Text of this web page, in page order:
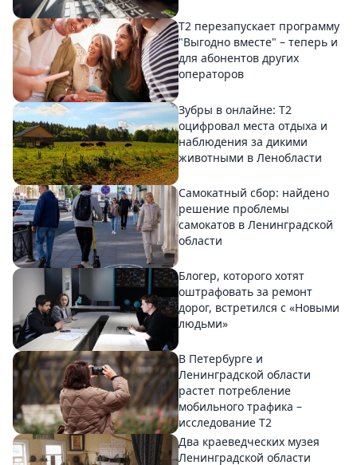
Т2 перезапускает программу
"Выгодно вместе" – теперь и
для абонентов других
операторов
Зубры в онлайне: Т2
оцифровал места отдыха и
наблюдения за дикими
животными в Ленобласти
Самокатный сбор: найдено
решение проблемы
самокатов в Ленинградской
области
Блогер, которого хотят
оштрафовать за ремонт
дорог, встретился с «Новыми
людьми»
В Петербурге и
Ленинградской области
растет потребление
мобильного трафика –
исследование T2
Два краеведческих музея
Ленинградской области